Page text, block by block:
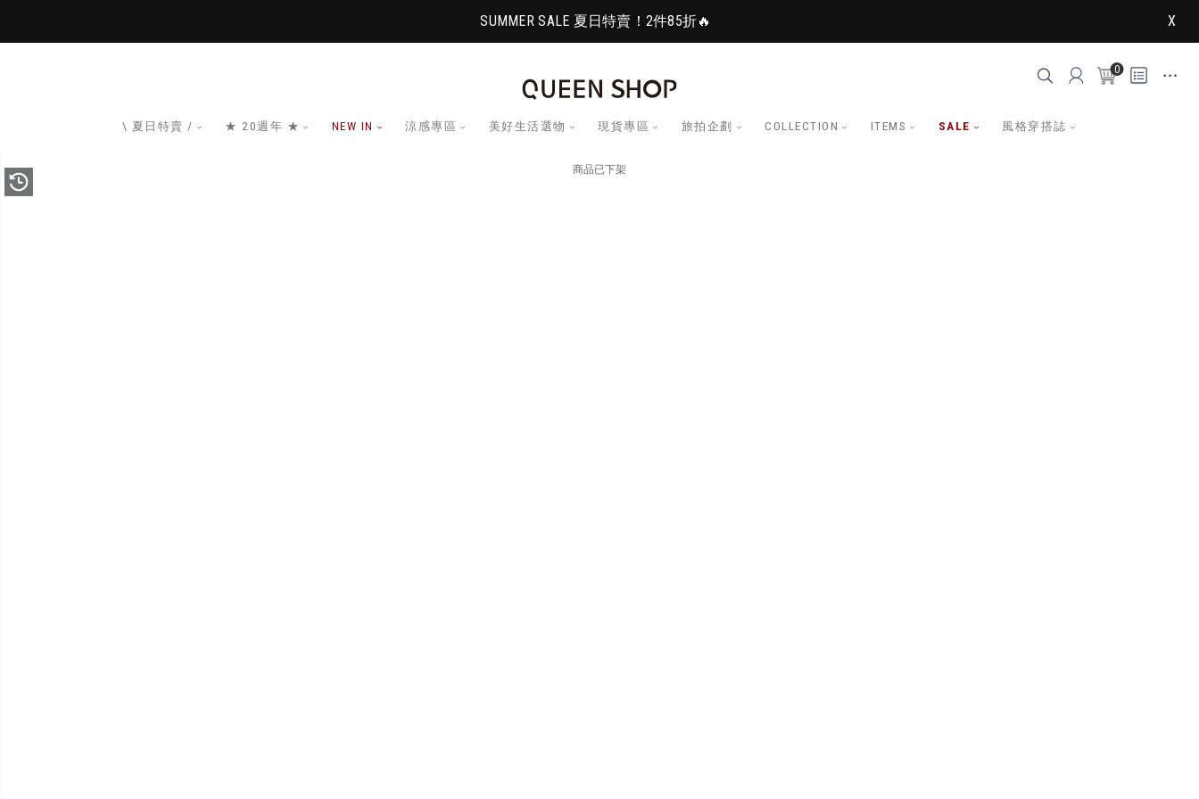
SUMMER SALE 夏日特賣！2件85折🔥 X
0
\ 夏日特賣 / ★ 20週年 ★ NEW IN 涼感專區 美好生活選物 現貨專區 旅拍企劃 COLLECTION ITEMS SALE 風格穿搭誌
商品已下架